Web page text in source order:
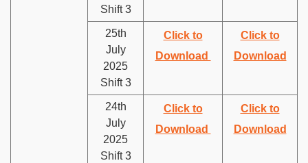
Shift 3
25th
July
2025
Shift 3
Click to
Download
Click to
Download
24th
July
2025
Shift 3
Click to
Download
Click to
Download